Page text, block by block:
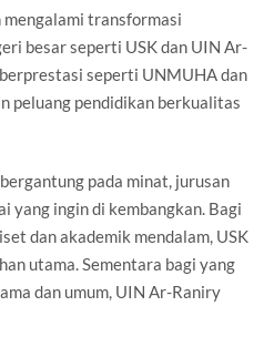
transformasi
besar seperti USK dan UIN Ar-
seperti UNMUHA dan
peluang pendidikan berkualitas
pada minat, jurusan
yang ingin di kembangkan. Bagi
dan akademik mendalam, USK
utama. Sementara bagi yang
dan umum, UIN Ar-Raniry